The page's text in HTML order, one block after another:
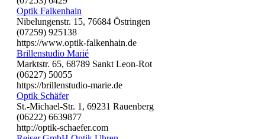
Optik Falkenhain
Nibelungenstr. 15, 76684 Östringen
(07259) 925138
https://www.optik-falkenhain.de
Brillenstudio Marié
Marktstr. 65, 68789 Sankt Leon-Rot
(06227) 50055
https://brillenstudio-marie.de
Optik Schäfer
St.-Michael-Str. 1, 69231 Rauenberg
(06222) 6639877
http://optik-schaefer.com